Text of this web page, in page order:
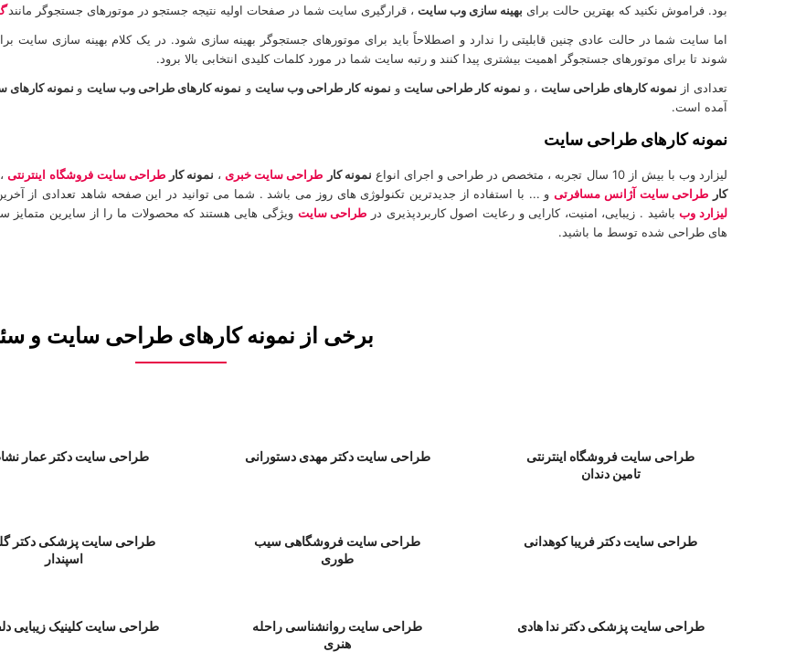
بود. فراموش نکنید که بهترین حالت برای بهینه سازی وب سایت ، قرارگیری سایت شما در صفحات اولیه نتیجه جستجو در موتورهای جستجوگر مانند
اما سایت شما در حالت عادی چنین قابلیتی را ندارد و اصطلاحاً باید برای موتورهای جستجوگر بهینه سازی شود. در یک کلام بهینه سازی
شوند تا برای موتورهای جستجوگر اهمیت بیشتری پیدا کنند و رتبه سایت شما در مورد کلمات کلیدی انتخابی بالا برود.
تعدادی از نمونه کارهای طراحی سایت، و نمونه کار طراحی سایت و نمونه کار طراحی وب سایت و نمونه کارهای طراحی وب سایت و نمونه کارهای
آمده است.
نمونه کارهای طراحی سایت
لیزارد وب با بیش از 10 سال تجربه ، متخصص در طراحی و اجرای انواع نمونه کار طراحی سایت خبری، نمونه کار طراحی سایت فروشگاه اینترنتی،
کار طراحی سایت آژانس مسافرتیو ... با استفاده از جدیدترین تکنولوژی های روز می باشد . شما می توانید در این صفحه شاهد تعدادی از
لیزارد وبباشید . زیبایی، امنیت، کارایی و رعایت اصول کاربردپذیری در طراحی سایت ویژگی هایی هستند که محصولات ما را از سایرین متمایز
های طراحی شده توسط ما باشید.
برخی از نمونه کارهای طراحی سایت و
طراحی سایت فروشگاه اینترنتی
تامین دندان
طراحی سایت دکتر مهدی دستورانی طراحی سایت دکتر عمار
طراحی سایت دکتر فریبا کوهدانی
طراحی سایت فروشگاهی سیب
طوری
طراحی سایت پزشکی دكتر
اسپندار
طراحی سایت پزشکی دكتر ندا هادی
طراحی سایت روانشناسی راحله
هنری
طراحی سایت کلینیک زیبایی